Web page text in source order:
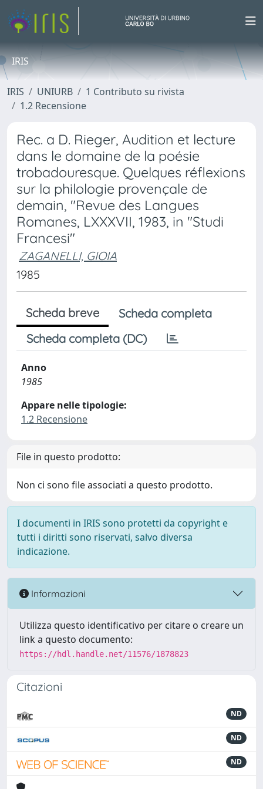
IRIS
IRIS UNIURB
1 Contributo su rivista
1.2 Recensione
Rec. a D. Rieger, Audition et lecture
dans le domaine de la poésie
trobadouresque. Quelques réflexions
sur la philologie provençale de
demain, "Revue des Langues
Romanes, LXXXVII, 1983, in "Studi
Francesi"
ZAGANELLI, GIOIA
1985
Scheda breve
Scheda completa
Scheda completa (DC)
Anno
1985
Appare nelle tipologie:
1.2 Recensione
File in questo prodotto:
Non ci sono file associati a questo prodotto.
I documenti in IRIS sono protetti da copyright e
tutti i diritti sono riservati, salvo diversa
indicazione.
Informazioni
Utilizza questo identificativo per citare o creare un
link a questo documento:
https://hdl.handle.net/11576/1878823
Citazioni
ND
ND
ND